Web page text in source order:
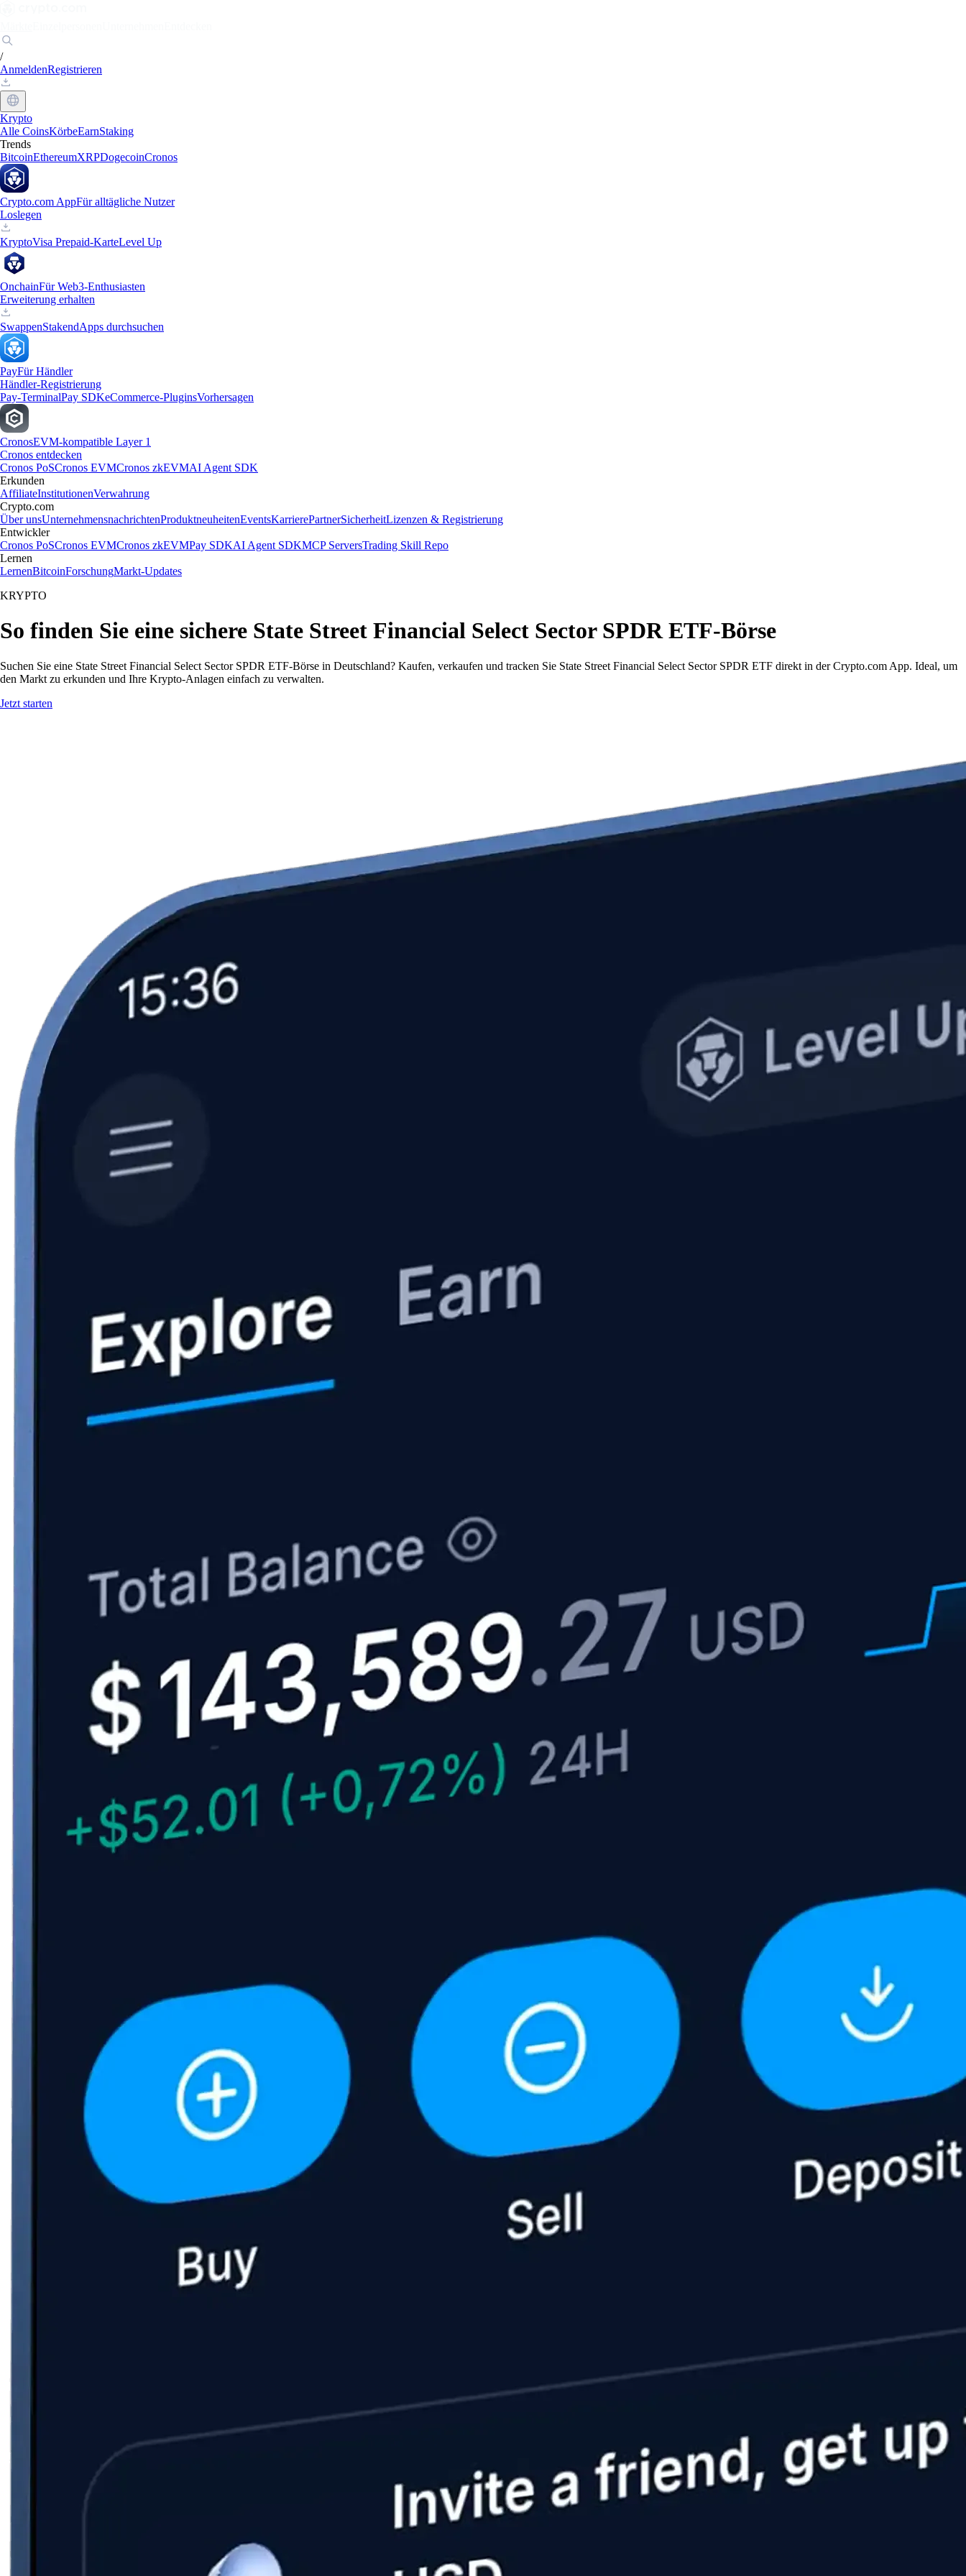
/
AnmeldenRegistrieren
Krypto
Alle CoinsKörbeEarnStaking
Trends
BitcoinEthereumXRPDogecoinCronos
Crypto.com AppFür alltägliche Nutzer
Loslegen
KryptoVisa Prepaid-KarteLevel Up
OnchainFür Web3-Enthusiasten
Erweiterung erhalten
SwappenStakendApps durchsuchen
PayFür Händler
Händler-Registrierung
Pay-TerminalPay SDKeCommerce-PluginsVorhersagen
CronosEVM-kompatible Layer 1
Cronos entdecken
Cronos PoSCronos EVMCronos zkEVMAI Agent SDK
Erkunden
AffiliateInstitutionenVerwahrung
Crypto.com
Über unsUnternehmensnachrichtenProduktneuheitenEventsKarrierePartnerSicherheitLizenzen & Registrierung
Entwickler
Cronos PoSCronos EVMCronos zkEVMPay SDKAI Agent SDKMCP ServersTrading Skill Repo
Lernen
LernenBitcoinForschungMarkt-Updates
KRYPTO
So finden Sie eine sichere State Street Financial Select Sector SPDR ETF-Börse
Suchen Sie eine State Street Financial Select Sector SPDR ETF-Börse in Deutschland? Kaufen, verkaufen und tracken Sie State Street Financial Select Sector SPDR ETF direkt in der Crypto.com App. Ideal, um
den Markt zu erkunden und Ihre Krypto-Anlagen einfach zu verwalten.
Jetzt starten